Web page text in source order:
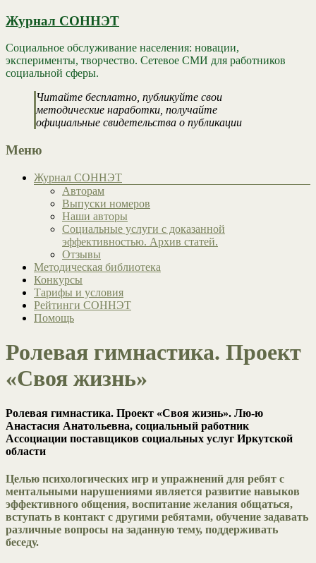
Журнал СОННЭТ
Социальное обслуживание населения: новации,
эксперименты, творчество. Сетевое СМИ для работников
социальной сферы.
Читайте бесплатно, публикуйте свои
методические наработки, получайте
официальные свидетельства о публикации
Меню
Журнал СОННЭТ
Авторам
Выпуски номеров
Наши авторы
Социальные услуги с доказанной
эффективностью. Архив статей.
Отзывы
Методическая библиотека
Конкурсы
Тарифы и условия
Рейтинги СОННЭТ
Помощь
Ролевая гимнастика. Проект
«Своя жизнь»
Ролевая гимнастика. Проект «Своя жизнь». Лю-ю
Анастасия Анатольевна, социальный работник
Ассоциации поставщиков социальных услуг Иркутской
области
Целью психологических игр и упражнений для ребят с
ментальными нарушениями является развитие навыков
эффективного общения, воспитание желания общаться,
вступать в контакт с другими ребятами, обучение задавать
различные вопросы на заданную тему, поддерживать
беседу.